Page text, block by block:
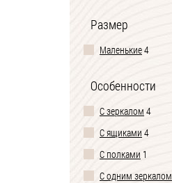
Размер
Маленькие4
Особенности
С зеркалом 4
С ящиками 4
С полками 1
С одним зеркалом